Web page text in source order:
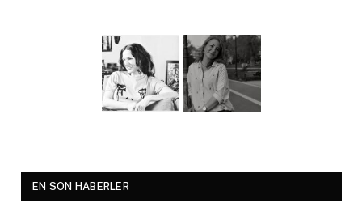
EN SON HABERLER